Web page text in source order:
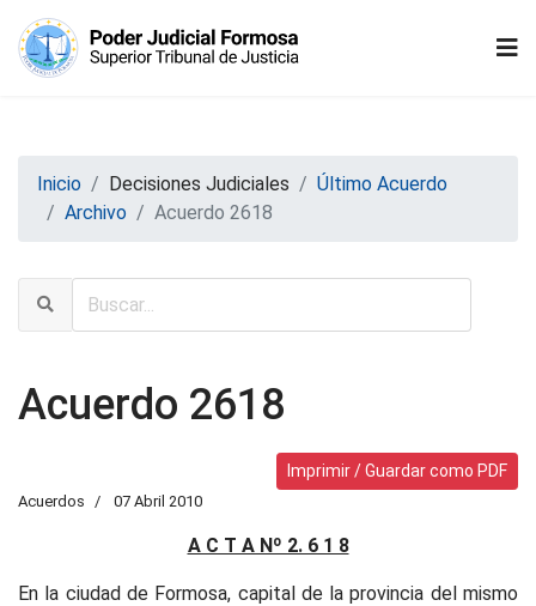
Inicio Decisiones Judiciales
Último Acuerdo
Archivo
Acuerdo 2618
Acuerdo 2618
Imprimir / Guardar como PDF
Acuerdos 07 Abril 2010
A C T A Nº 2. 6 1 8
En la ciudad de Formosa, capital de la provincia del mismo